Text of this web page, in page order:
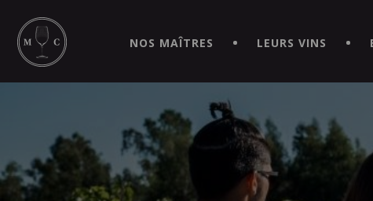
MAITRE | CAVISTE VIRTUEL!
NOS MAÎTRES LEURS VINS